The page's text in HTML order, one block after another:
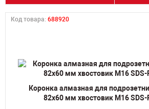
Код товара: 688920
Коронка алмазная для
82х60 мм хвостовик M16